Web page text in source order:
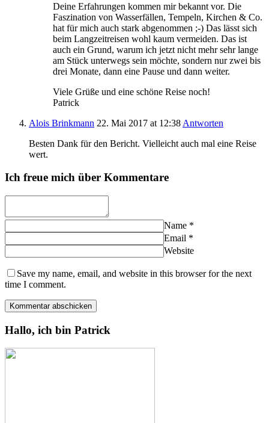
Deine Erfahrungen kommen mir bekannt vor. Die
Faszination von Wasserfällen, Tempeln, Kirchen & Co.
hat für mich auch stark abgenommen ;-) Das lässt sich
beim Langzeitreisen wohl kaum vermeiden. Das ist
auch ein Grund, warum ich jetzt nicht mehr sehr lange
am Stück unterwegs sein möchte, sondern nur zwei bis
drei Monate, dann eine Pause und dann weiter.
Viele Grüße und eine schöne Reise noch!
Patrick
Alois Brinkmann 22. Mai 2017 at 12:38 Antworten
Besten Dank für den Bericht. Vielleicht auch mal eine Reise
wert.
Ich freue mich über Kommentare
Name *
Email *
Website
Save my name, email, and website in this browser for the next
time I comment.
Hallo, ich bin Patrick